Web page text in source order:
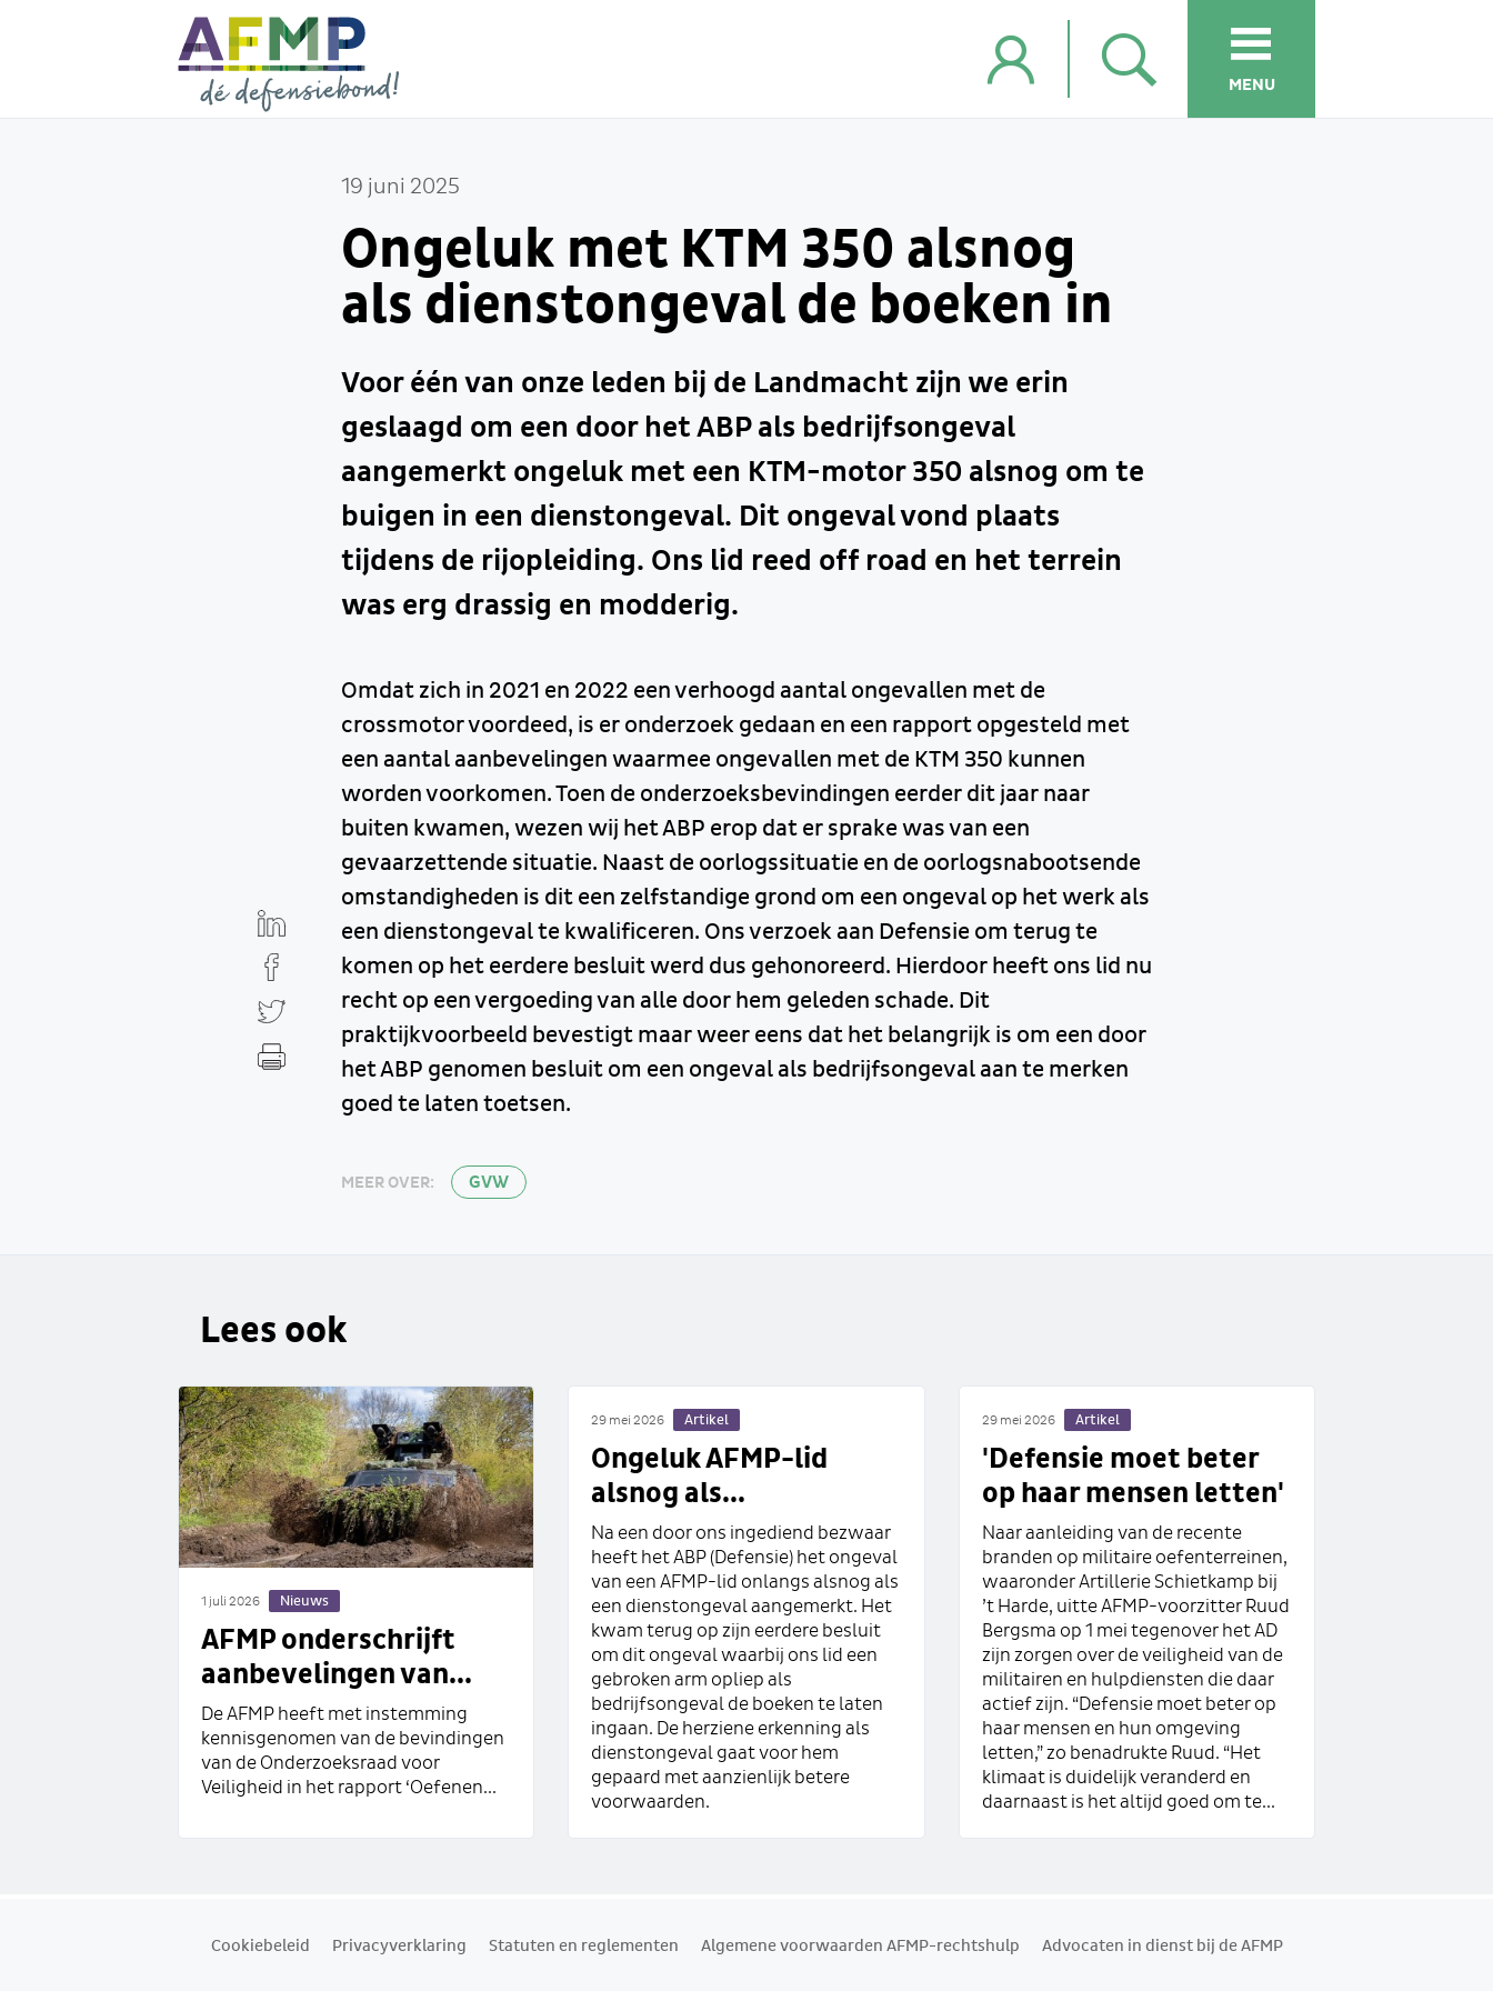
MENU
19 juni 2025
Ongeluk met KTM 350 alsnog
als dienstongeval de boeken in
Voor één van onze leden bij de Landmacht zijn we erin
geslaagd om een door het ABP als bedrijfsongeval
aangemerkt ongeluk met een KTM-motor 350 alsnog om te
buigen in een dienstongeval. Dit ongeval vond plaats
tijdens de rijopleiding. Ons lid reed off road en het terrein
was erg drassig en modderig.
Omdat zich in 2021 en 2022 een verhoogd aantal ongevallen met de
crossmotor voordeed, is er onderzoek gedaan en een rapport opgesteld met
een aantal aanbevelingen waarmee ongevallen met de KTM 350 kunnen
worden voorkomen. Toen de onderzoeksbevindingen eerder dit jaar naar
buiten kwamen, wezen wij het ABP erop dat er sprake was van een
gevaarzettende situatie. Naast de oorlogssituatie en de oorlogsnabootsende
omstandigheden is dit een zelfstandige grond om een ongeval op het werk als
een dienstongeval te kwalificeren. Ons verzoek aan Defensie om terug te
komen op het eerdere besluit werd dus gehonoreerd. Hierdoor heeft ons lid nu
recht op een vergoeding van alle door hem geleden schade. Dit
praktijkvoorbeeld bevestigt maar weer eens dat het belangrijk is om een door
het ABP genomen besluit om een ongeval als bedrijfsongeval aan te merken
goed te laten toetsen.
MEER OVER: GVW
Lees ook
1 juli 2026 Nieuws
AFMP onderschrijft
aanbevelingen van...
De AFMP heeft met instemming
kennisgenomen van de bevindingen
van de Onderzoeksraad voor
Veiligheid in het rapport ‘Oefenen...
29 mei 2026 Artikel
Ongeluk AFMP-lid
alsnog als...
Na een door ons ingediend bezwaar
heeft het ABP (Defensie) het ongeval
van een AFMP-lid onlangs alsnog als
een dienstongeval aangemerkt. Het
kwam terug op zijn eerdere besluit
om dit ongeval waarbij ons lid een
gebroken arm opliep als
bedrijfsongeval de boeken te laten
ingaan. De herziene erkenning als
dienstongeval gaat voor hem
gepaard met aanzienlijk betere
voorwaarden.
29 mei 2026 Artikel
'Defensie moet beter
op haar mensen letten'
Naar aanleiding van de recente
branden op militaire oefenterreinen,
waaronder Artillerie Schietkamp bij
’t Harde, uitte AFMP-voorzitter Ruud
Bergsma op 1 mei tegenover het AD
zijn zorgen over de veiligheid van de
militairen en hulpdiensten die daar
actief zijn. “Defensie moet beter op
haar mensen en hun omgeving
letten,” zo benadrukte Ruud. “Het
klimaat is duidelijk veranderd en
daarnaast is het altijd goed om te...
Cookiebeleid Privacyverklaring Statuten en reglementen Algemene voorwaarden AFMP-rechtshulp Advocaten in dienst bij de AFMP